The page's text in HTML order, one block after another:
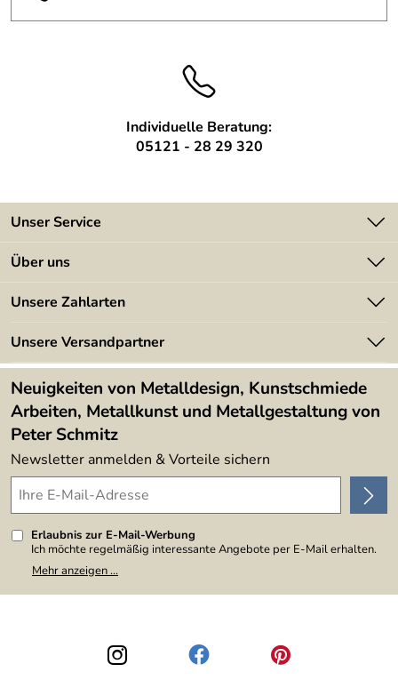
Individuelle Beratung:
05121 - 28 29 320
Unser Service
Kontakt
Kundeninformationen
Newsletter
Lieferbedingungen
Über uns
Angebote
Kundenbewertungen (394)
4,9/5
Unsere Zahlarten
Unsere Versandpartner
Neuigkeiten von Metalldesign, Kunstschmiede
Arbeiten, Metallkunst und Metallgestaltung von
Peter Schmitz
Newsletter anmelden & Vorteile sichern
Erlaubnis zur E-Mail-Werbung
Ich möchte regelmäßig interessante Angebote per E-Mail erhalten.
Meine E-Mail-Adresse wird nicht an andere Unternehmen
weitergegeben. Zu statistischen Zwecken wird in anonymer Form
den Link "Abmelden" am Ende des Newsletters anklicke. Die
Datenschutzerklärung
habe ich zur Kenntnis genommen.
Mehr anzeigen ...